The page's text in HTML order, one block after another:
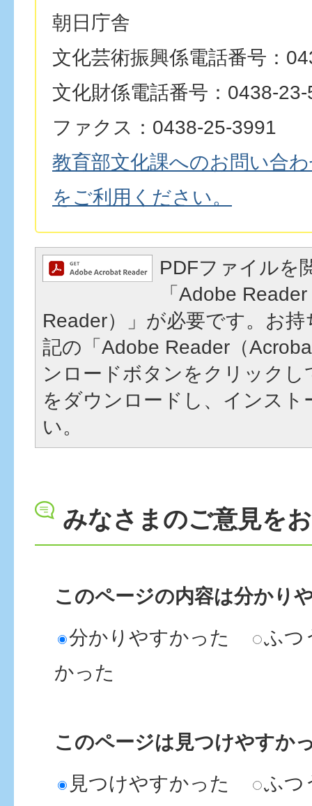
朝日庁舎
文化芸術振興係電話番号：
文化財係電話番号：0438-
ファクス：0438-25-3991
教育部文化課へのお問い合
をご利用ください。
PDFファイルを
「Adobe
Reader）」が必要です。お
記の「Adobe Reader（
ンロードボタンをクリック
をダウンロードし、インスト
い。
みなさまのご意見を
このページの内容は分かり
分かりやすかった
ふつ
かった
このページは見つけやすか
見つけやすかった
ふつ